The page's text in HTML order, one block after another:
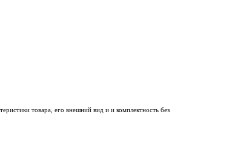
товара, его внешний вид и и комплектность без